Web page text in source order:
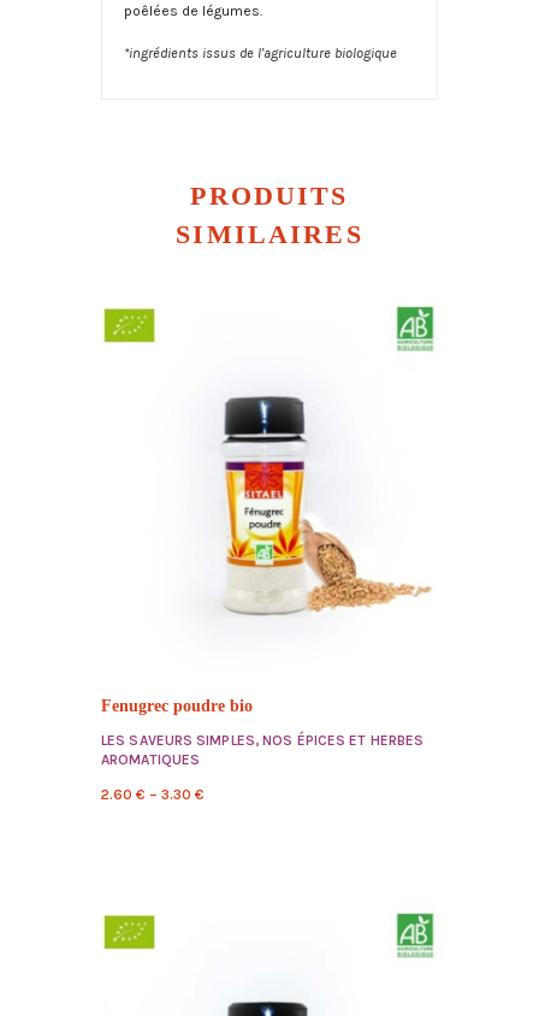
poêlées de légumes.
*ingrédients issus de l’agriculture biologique
PRODUITS
SIMILAIRES
Fenugrec poudre bio
LES SAVEURS SIMPLES,NOS ÉPICES ET HERBES
AROMATIQUES
2.60 € – 3.30 €